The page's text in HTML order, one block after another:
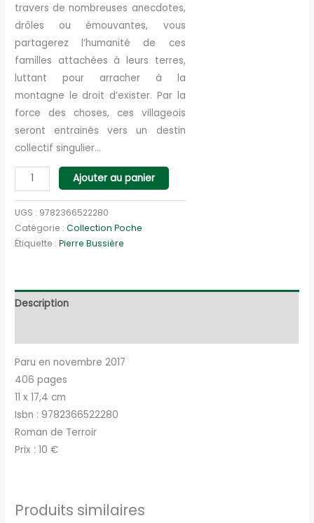
travers de nombreuses anecdotes,
drôles ou émouvantes, vous
partagerez l’huma­nité de ces
familles attachées à leurs terres,
luttant pour arracher à la
montagne le droit d’exister. Par la
force des choses, ces villageois
seront entrainés vers un destin
collectif singulier…
quantité
de
Le
destin
brisé
français
Ajouter au panier
UGS : 9782366522280
Catégorie :Collection Poche
Étiquette :Pierre Bussière
Description
Paru en novembre 2017
406 pages
11 x 17,4 cm
Isbn : 9782366522280
Roman de Terroir
Prix : 10 €
Produits similaires